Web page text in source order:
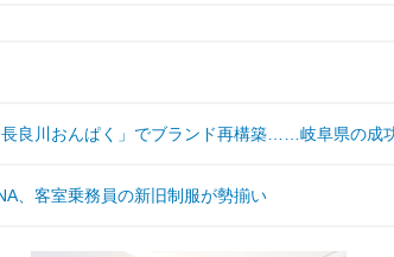
長良川おんぱく」でブランド再構築……岐阜県の成
、客室乗務員の新旧制服が勢揃い